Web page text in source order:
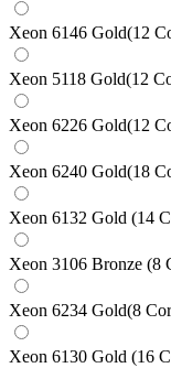
Xeon 6146 Gold(12
Xeon 5118 Gold(12
Xeon 6226 Gold(12
Xeon 6240 Gold(18
Xeon 6132 Gold (14
Xeon 3106 Bronze (8
Xeon 6234 Gold(8
Xeon 6130 Gold (16